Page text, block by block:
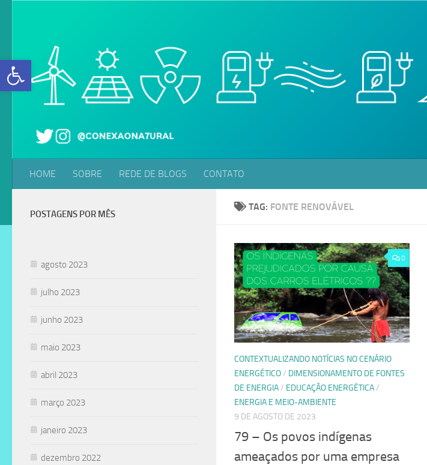
Abrir a barra de ferramentas
HOME SOBRE REDE DE BLOGS CONTATO
TAG: FONTE RENOVÁVEL
0
CONTEXTUALIZANDO NOTÍCIAS NO CENÁRIO
ENERGÉTICO/ DIMENSIONAMENTO DE FONTES
DE ENERGIA/ EDUCAÇÃO ENERGÉTICA/
ENERGIA E MEIO-AMBIENTE
9 DE AGOSTO DE 2023
79 – Os povos indígenas
ameaçados por uma empresa
POSTAGENS POR MÊS
agosto 2023
julho 2023
junho 2023
maio 2023
abril 2023
março 2023
janeiro 2023
dezembro 2022